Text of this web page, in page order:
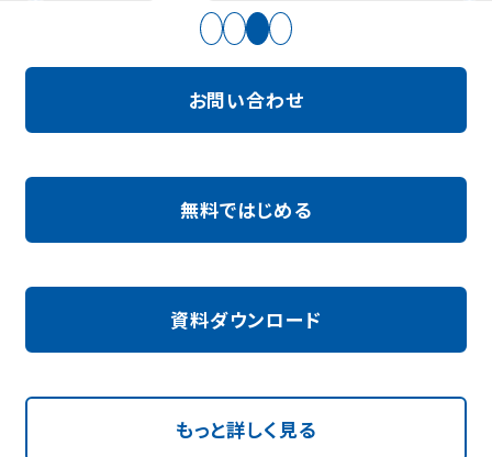
お問い合わせ
無料ではじめる
資料ダウンロード
もっと詳しく見る